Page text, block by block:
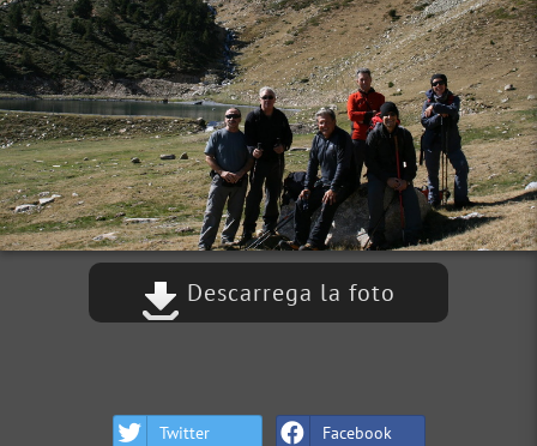
Descarrega la foto
Twitter Facebook